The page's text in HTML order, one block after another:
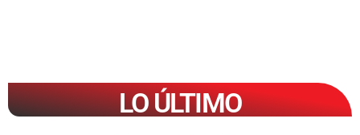
LO ÚLTIMO